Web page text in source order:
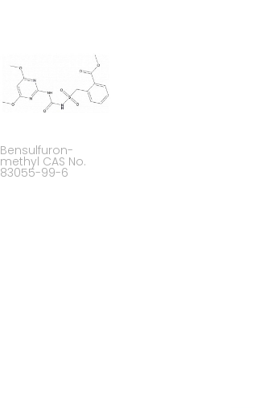
Bensulfuron-
methyl CAS No.
83055-99-6